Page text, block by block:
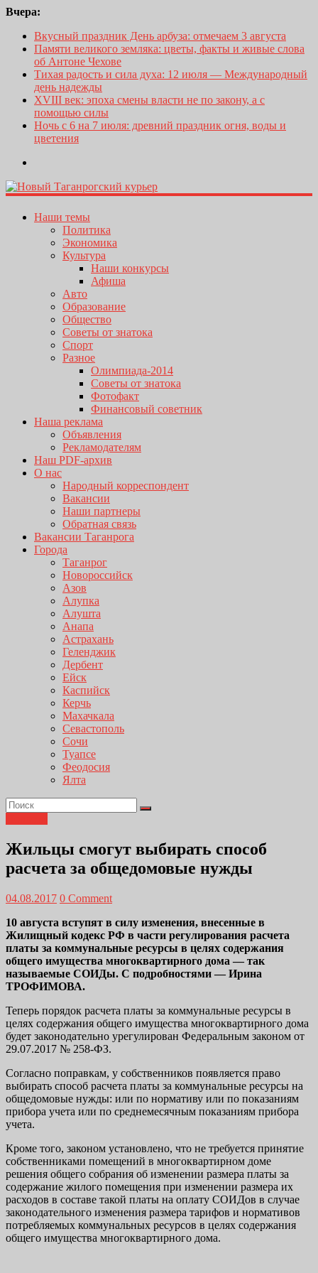
Вчера:
Вкусный праздник День арбуза: отмечаем 3 августа
Памяти великого земляка: цветы, факты и живые слова
об Антоне Чехове
Тихая радость и сила духа: 12 июля — Международный
день надежды
XVIII век: эпоха смены власти не по закону, а с
помощью силы
Ночь с 6 на 7 июля: древний праздник огня, воды и
цветения
Наши темы
Политика
Экономика
Культура
Наши конкурсы
Афиша
Авто
Образование
Общество
Советы от знатока
Спорт
Разное
Олимпиада-2014
Советы от знатока
Фотофакт
Финансовый советник
Наша реклама
Объявления
Рекламодателям
Наш PDF-архив
О нас
Народный корреспондент
Вакансии
Наши партнеры
Обратная связь
Вакансии Таганрога
Города
Таганрог
Новороссийск
Азов
Алупка
Алушта
Анапа
Астрахань
Геленджик
Дербент
Ейск
Каспийск
Керчь
Махачкала
Севастополь
Сочи
Туапсе
Феодосия
Ялта
Жильцы смогут выбирать способ
расчета за общедомовые нужды
04.08.2017 0 Comment
10 августа вступят в силу изменения, внесенные в
Жилищный кодекс РФ в части регулирования расчета
платы за коммунальные ресурсы в целях содержания
общего имущества многоквартирного дома — так
называемые СОИДы. С подробностями — Ирина
ТРОФИМОВА.
Теперь порядок расчета платы за коммунальные ресурсы в
целях содержания общего имущества многоквартирного дома
будет законодательно урегулирован Федеральным законом от
29.07.2017 № 258-ФЗ.
Согласно поправкам, у собственников появляется право
выбирать способ расчета платы за коммунальные ресурсы на
общедомовые нужды: или по нормативу или по показаниям
прибора учета или по среднемесячным показаниям прибора
учета.
Кроме того, законом установлено, что не требуется принятие
собственниками помещений в многоквартирном доме
решения общего собрания об изменении размера платы за
содержание жилого помещения при изменении размера их
расходов в составе такой платы на оплату СОИДов в случае
законодательного изменения размера тарифов и нормативов
потребляемых коммунальных ресурсов в целях содержания
общего имущества многоквартирного дома.